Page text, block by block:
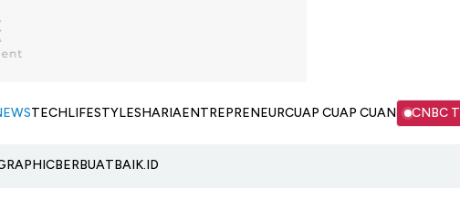
TECHLIFESTYLESHARIAENTREPRENEURCUAP CUAP CUAN CNBC
BERBUATBAIK.ID